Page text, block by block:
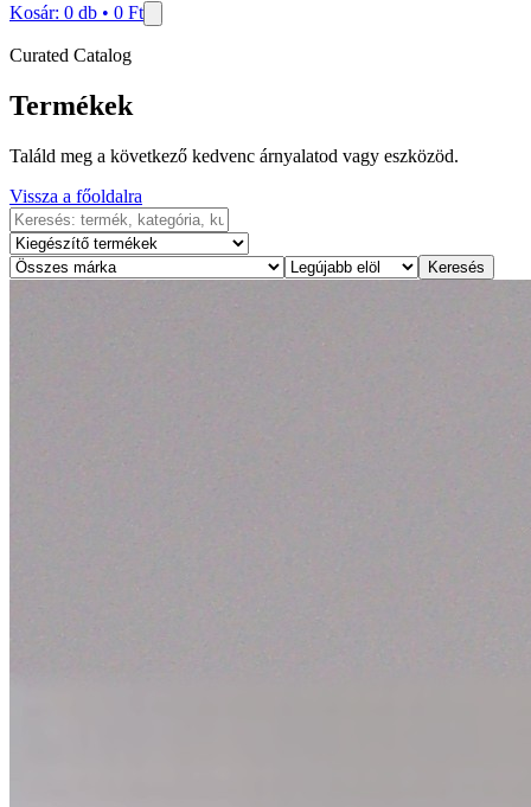
Kosár: 0 db • 0 Ft
Curated Catalog
Termékek
Találd meg a következő kedvenc árnyalatod vagy eszközöd.
Vissza a főoldalra
Keresés